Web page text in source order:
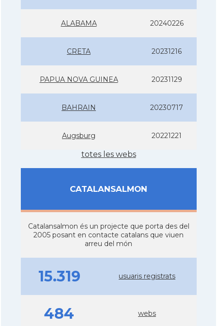
ALABAMA 20240226
CRETA 20231216
PAPUA NOVA GUINEA 20231129
BAHRAIN 20230717
Augsburg 20221221
totes les webs
CATALANSALMON
Catalansalmon és un projecte que porta des del
2005 posant en contacte catalans que viuen
arreu del món
15.319 usuaris registrats
484 webs